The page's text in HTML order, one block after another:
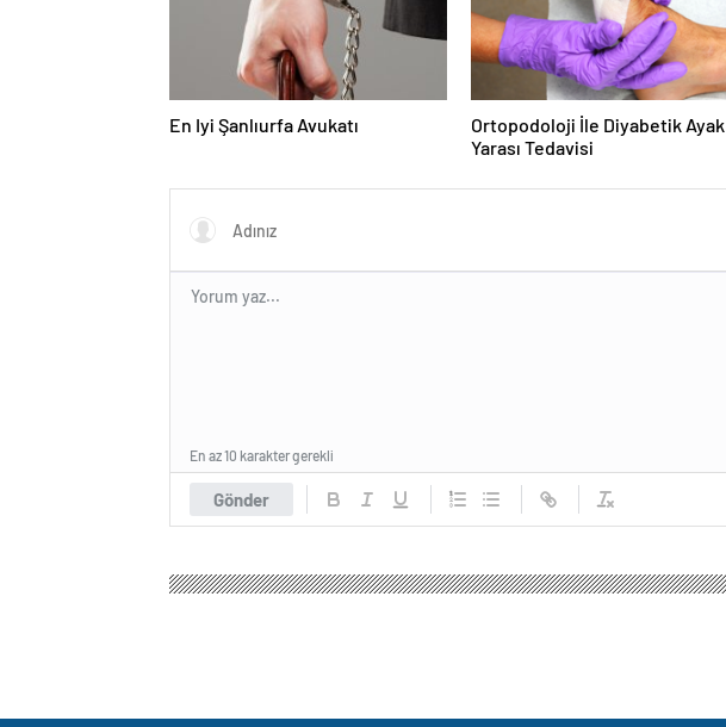
En Iyi Şanlıurfa Avukatı
Ortopodoloji İle Diyabetik Ayak
Yarası Tedavisi
Gönder
En az 10 karakter gerekli